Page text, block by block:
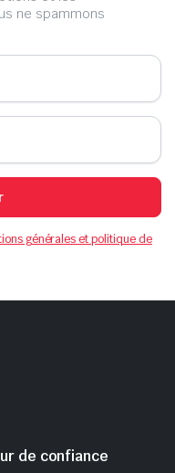
ne spammons
générales et politique de
de confiance